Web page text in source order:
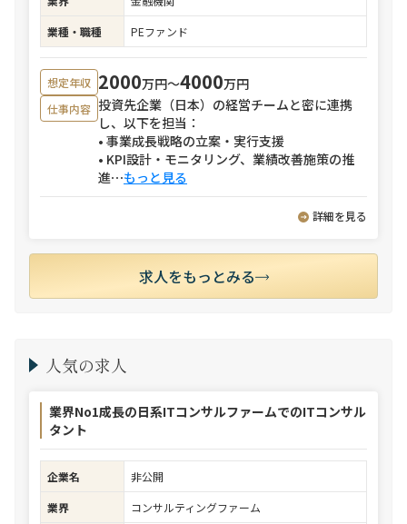
業種・職種
PEファンド
想定年収 2000万円〜4000万円
仕事内容 投資先企業（日本）の経営チームと密に連携
し、以下を担当：
• 事業成長戦略の立案・実行支援
• KPI設計・モニタリング、業績改善施策の推
進⋯もっと見る
詳細を見る
求人をもっとみる
人気の求人
業界No1成長の日系ITコンサルファームでのITコンサル
タント
企業名
非公開
業界
コンサルティングファーム